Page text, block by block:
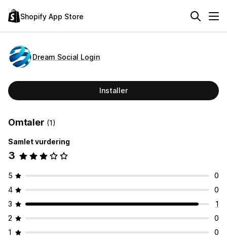
Shopify App Store
Dream Social Login
Installer
Omtaler (1)
Samlet vurdering
3
5
0
4
0
3
1
2
0
1
0